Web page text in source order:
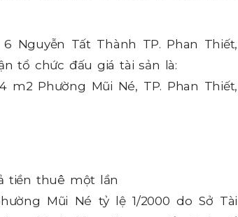
Nguyễn Tất Thành TP. Phan Thiết,
tổ chức đấu giá tài sản là:
m2 Phường Mũi Né, TP. Phan Thiết,
tiền thuê một lần
Mũi Né tỷ lệ 1/2000 do Sở Tài